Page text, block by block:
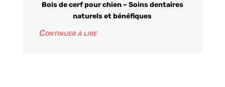
Bois de cerf pour chien – Soins dentaires
naturels et bénéfiques
Continuer à lire